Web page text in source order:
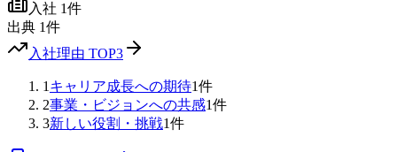
入社 1件
出典 1件
入社理由 TOP3
1 キャリア成長への期待1件
2事業・ビジョンへの共感1件
3新しい役割・挑戦1件